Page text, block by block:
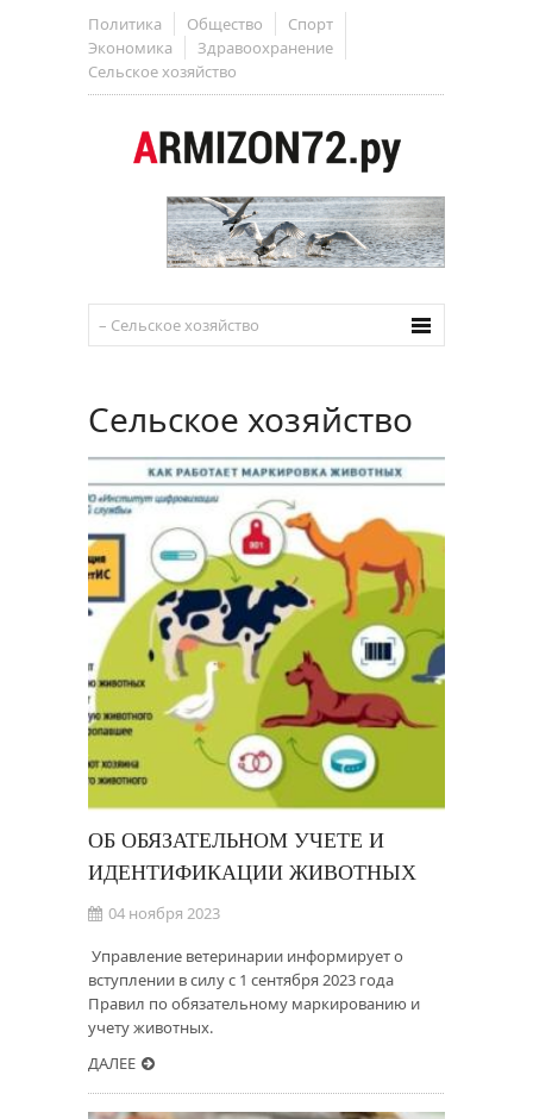
Политика Общество
Спорт
Экономика
Здравоохранение
Сельское хозяйство
Сельское хозяйство
ОБ ОБЯЗАТЕЛЬНОМ УЧЕТЕ И
ИДЕНТИФИКАЦИИ ЖИВОТНЫХ
04 ноября 2023
Управление ветеринарии информирует о
вступлении в силу с 1 сентября 2023 года
Правил по обязательному маркированию и
учету животных.
ДАЛЕЕ